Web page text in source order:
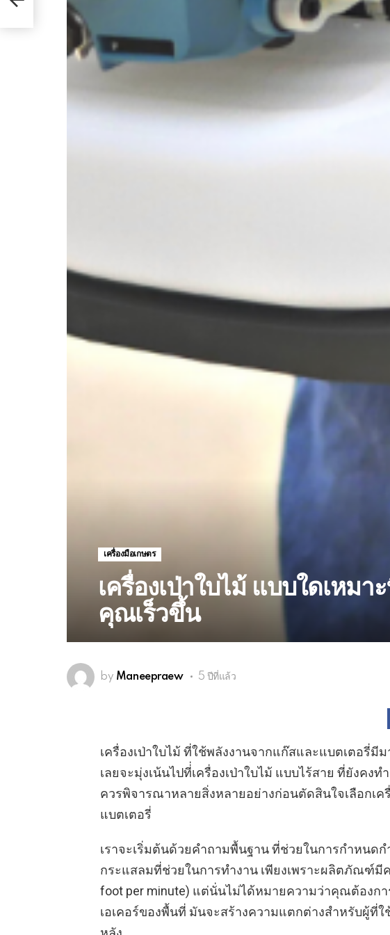
เครื่องมือเกษตร
เครื่องเป่าใบไม้ แบบใดเหม
คุณเร็วขึ้น
by Maneepraew 5 ปีที่แล้ว
เครื่องเป่าใบไม้ ที่ใช้พลังงานจากแก๊สและแบตเตอรี่มี
เลยจะมุ่งเน้นไปที่่เครื่องเป่าใบไม้ แบบไร้สาย ที่ยังค
ควรพิจารณาหลายสิ่งหลายอย่างก่อนตัดสินใจเลือกเค
แบตเตอรี่
เราจะเริ่มต้นด้วยคำถามพื้นฐาน ที่ช่วยในการกำหนดก
กระแสลมที่ช่วยในการทำงาน เพียงเพราะผลิตภัณฑ์มีค
foot per minute) แต่นั่นไม่ได้หมายความว่าคุณต้องก
เอเคอร์ของพื้นที่ มันจะสร้างความแตกต่างสำหรับผู้ที่ใ